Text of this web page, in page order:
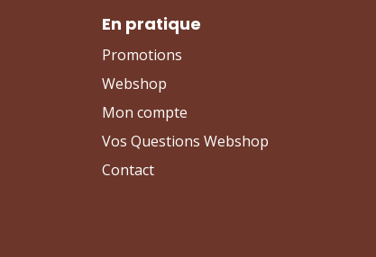
En pratique
Promotions
Webshop
Mon compte
Vos Questions Webshop
Contact